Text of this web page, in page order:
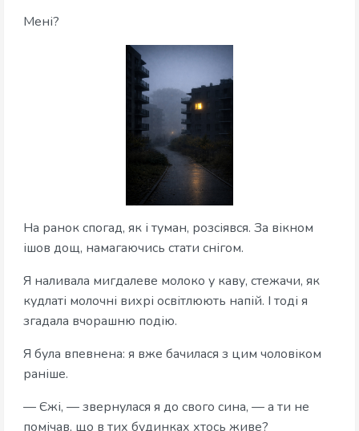
Мені?
На ранок спогад, як і туман, розсіявся. За вікном
ішов дощ, намагаючись стати снігом.
Я наливала мигдалеве молоко у каву, стежачи, як
кудлаті молочні вихрі освітлюють напій. І тоді я
згадала вчорашню подію.
Я була впевнена: я вже бачилася з цим чоловіком
раніше.
— Єжі, — звернулася я до свого сина, — а ти не
помічав, що в тих будинках хтось живе?